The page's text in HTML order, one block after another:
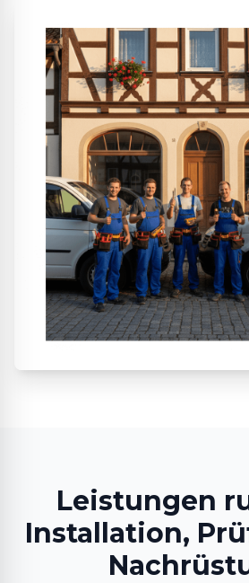
Leistungen
Installation,